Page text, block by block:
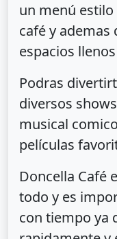
un menú
café y ademas
espacios
Podras
diversos
musical
películas
Doncella Café
todo y es
con tiempo ya